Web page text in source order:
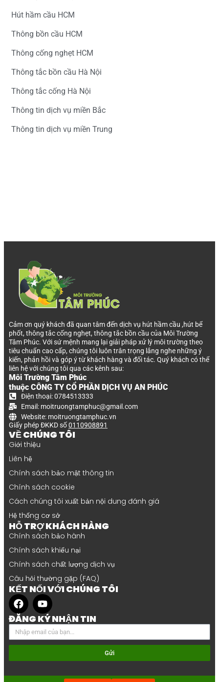
Hút hầm cầu HCM
Thông bồn cầu HCM
Thông cống nghẹt HCM
Thông tắc bồn cầu Hà Nội
Thông tắc cống Hà Nội
Thông tin dịch vụ miền Bắc
Thông tin dịch vụ miền Trung
Cảm ơn quý khách đã quan tâm đến dịch vụ hút hầm cầu ,hút bể
phốt, thông tắc cống nghẹt, thông tắc bồn cầu của Môi Trường
Tâm Phúc. Với sứ mệnh mang lại giải pháp xử lý môi trường theo
tiêu chuẩn cao cấp, chúng tôi luôn trân trọng lắng nghe những ý
kiến, phản hồi và góp ý từ khách hàng và đối tác. Quý khách có thể
liên hệ với chúng tôi qua các kênh sau:
Môi Trường Tâm Phúc
thuộc CÔNG TY CỔ PHẦN DỊCH VỤ AN PHÚC
Điện thoại: 0784513333
Email: moitruongtamphuc@gmail.com
Website: moitruongtamphuc.vn
Giấy phép ĐKKD số0110908891
VỀ CHÚNG TÔI
Giới thiệu
Liên hệ
Chính sách bảo mật thông tin
Chính sách cookie
Cách chúng tôi xuất bản nội dung đánh giá
Hệ thống cơ sở
HỖ TRỢ KHÁCH HÀNG
Chính sách bảo hành
Chính sách khiếu nại
Chính sách chất lượng dịch vụ
Câu hỏi thường gặp (FAQ)
KẾT NỐI VỚI CHÚNG TÔI
ĐĂNG KÝ NHẬN TIN
Gửi